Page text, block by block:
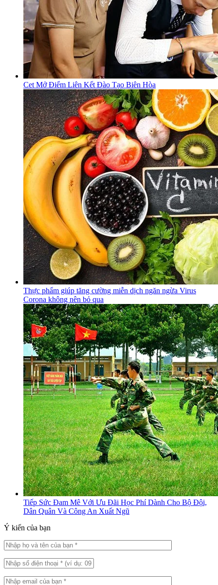
Cet Mở Điểm Liên Kết Đào Tạo Biên Hòa
Thực phẩm giúp tăng cường miễn dịch ngăn ngừa Virus
Corona không nên bỏ qua
Tiếp Sức Đam Mê Với Ưu Đãi Học Phí Dành Cho Bộ Đội,
Dân Quân Và Công An Xuất Ngũ
Ý kiến của bạn